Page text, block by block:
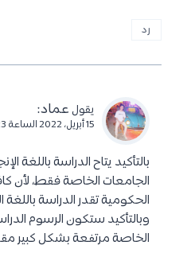
رد
يقول عماد:
15 أبريل، 2022 الساعة 4:23 ص
بالتأكيد يتاح الدراسة باللغة
الجامعات الخاصة فقط، لأن
الحكومية تقدر الدراسة باللغة
وبالتأكيد ستكون الرسوم
الخاصة مرتفعة بشكل كبير